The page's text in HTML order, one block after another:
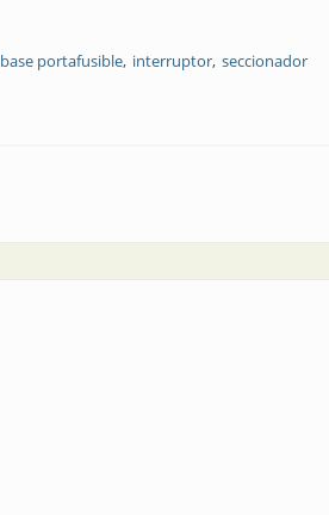
base portafusible interruptor seccionador